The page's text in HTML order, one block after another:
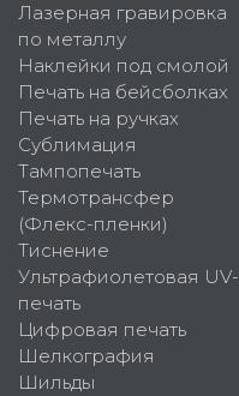
Лазерная гравировка
по металлу
Наклейки под смолой
Печать на бейсболках
Печать на ручках
Сублимация
Тампопечать
Термотрансфер
(Флекс-пленки)
Тиснение
Ультрафиолетовая UV-
печать
Цифровая печать
Шелкография
Шильды